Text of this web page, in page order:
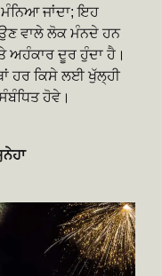
ਮੰਨਿਆ ਜਾਂਦਾ; ਇਹ
ਵਾਲੇ ਲੋਕ ਮੰਨਦੇ ਹਨ
ਅਹੰਕਾਰ ਦੂਰ ਹੁੰਦਾ ਹੈ।
ਹਰ ਕਿਸੇ ਲਈ ਖੁੱਲ੍ਹੀ
ਹੋਵੇ।